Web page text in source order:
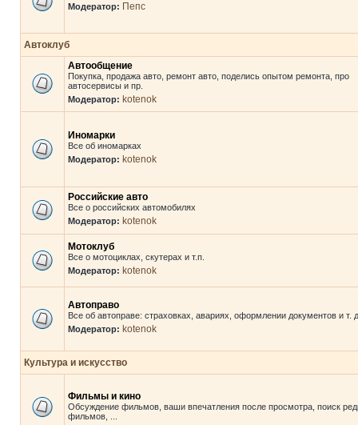
Модератор: Пепс
Автоклуб
Автообщение
Покупка, продажа авто, ремонт авто, поделись опытом ремонта, про
автосервисы и пр.
Модератор: kotenok
Иномарки
Все об иномарках
Модератор: kotenok
Российские авто
Все о российских автомобилях
Модератор: kotenok
Мотоклуб
Все о мотоциклах, скутерах и т.п.
Модератор: kotenok
Автоправо
Все об автоправе: страховках, авариях, оформлении документов и т.
Модератор: kotenok
Культура и искусство
Фильмы и кино
Обсуждение фильмов, ваши впечатления после просмотра, поиск
фильмов, ...